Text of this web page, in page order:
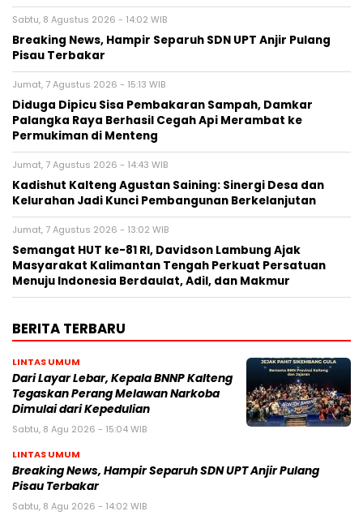
Sabtu, 8 Agustus 2026 - 14:02 WIB
Breaking News, Hampir Separuh SDN UPT Anjir Pulang
Pisau Terbakar
Jumat, 7 Agustus 2026 - 15:13 WIB
Diduga Dipicu Sisa Pembakaran Sampah, Damkar
Palangka Raya Berhasil Cegah Api Merambat ke
Permukiman di Menteng
Jumat, 7 Agustus 2026 - 14:43 WIB
Kadishut Kalteng Agustan Saining: Sinergi Desa dan
Kelurahan Jadi Kunci Pembangunan Berkelanjutan
Jumat, 7 Agustus 2026 - 13:02 WIB
Semangat HUT ke-81 RI, Davidson Lambung Ajak
Masyarakat Kalimantan Tengah Perkuat Persatuan
Menuju Indonesia Berdaulat, Adil, dan Makmur
BERITA TERBARU
LINTAS UMUM
Dari Layar Lebar, Kepala BNNP Kalteng
Tegaskan Perang Melawan Narkoba
Dimulai dari Kepedulian
Sabtu, 8 Agu 2026 - 15:04 WIB
LINTAS UMUM
Breaking News, Hampir Separuh SDN UPT Anjir Pulang
Pisau Terbakar
Sabtu, 8 Agu 2026 - 14:02 WIB